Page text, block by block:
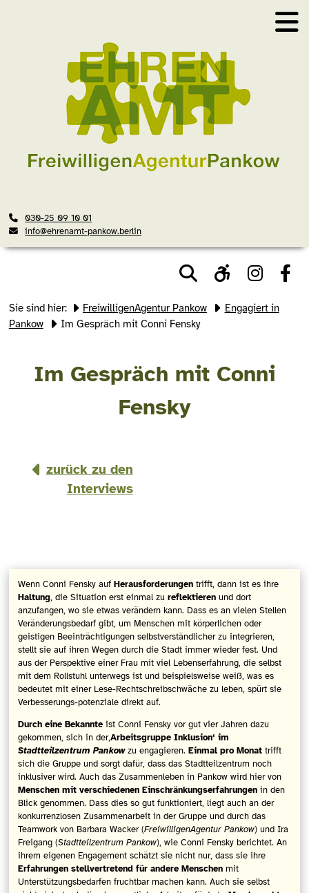
030-25 09 10 01
info@ehrenamt-pankow.berlin
Sie sind hier: FreiwilligenAgentur Pankow
Engagiert in
Pankow
Im Gespräch mit Conni Fensky
Im Gespräch mit Conni
Fensky
zurück zu den
Interviews
Wenn Conni Fensky auf Herausforderungen trifft, dann ist es ihre
Haltung, die Situation erst einmal zu reflektieren und dort
anzufangen, wo sie etwas verändern kann. Dass es an vielen Stellen
Veränderungsbedarf gibt, um Menschen mit körperlichen oder
geistigen Beeinträchtigungen selbstverständlicher zu integrieren,
stellt sie auf ihren Wegen durch die Stadt immer wieder fest. Und
aus der Perspektive einer Frau mit viel Lebenserfahrung, die selbst
mit dem Rollstuhl unterwegs ist und beispielsweise weiß, was es
bedeutet mit einer Lese-Rechtschreibschwäche zu leben, spürt sie
Verbesserungs-potenziale direkt auf.
Durch eine Bekannteist Conni Fensky vor gut vier Jahren dazu
gekommen, sich in der,Arbeitsgruppe Inklusion‘ im
Stadtteilzentrum Pankowzu engagieren. Einmal pro Monattrifft
sich die Gruppe und sorgt dafür, dass das Stadtteilzentrum noch
inklusiver wird. Auch das Zusammenleben in Pankow wird hier von
Menschen mit verschiedenen Einschränkungserfahrungenin den
Blick genommen. Dass dies so gut funktioniert, liegt auch an der
konkurrenzlosen Zusammenarbeit in der Gruppe und durch das
Teamwork von Barbara Wacker (FreiwilligenAgentur Pankow) und Ira
Freigang (Stadtteilzentrum Pankow), wie Conni Fensky berichtet. An
ihrem eigenen Engagement schätzt sie nicht nur, dass sie ihre
Erfahrungen stellvertretend für andere Menschenmit
Unterstützungsbedarfen fruchtbar machen kann. Auch sie selbst